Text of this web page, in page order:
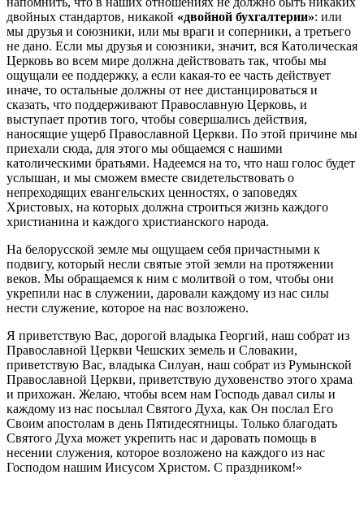
двойных стандартов, никакой «двойной бухгалтерии»: или
мы друзья и союзники, или мы враги и соперники, а третьего
не дано. Если мы друзья и союзники, значит, вся Католическая
Церковь во всем мире должна действовать так, чтобы мы
ощущали ее поддержку, а если какая-то ее часть действует
иначе, то остальные должны от нее дистанцироваться и
сказать, что поддерживают Православную Церковь, и
выступает против того, чтобы совершались действия,
наносящие ущерб Православной Церкви. По этой причине мы
приехали сюда, для этого мы общаемся с нашими
католическими братьями. Надеемся на то, что наш голос будет
услышан, и мы сможем вместе свидетельствовать о
непреходящих евангельских ценностях, о заповедях
Христовых, на которых должна строиться жизнь каждого
христианина и каждого христианского народа.
На белорусской земле мы ощущаем себя причастными к
подвигу, который несли святые этой земли на протяжении
веков. Мы обращаемся к ним с молитвой о том, чтобы они
укрепили нас в служении, даровали каждому из нас силы
нести служение, которое на нас возложено.
Я приветствую Вас, дорогой владыка Георгий, наш собрат из
Православной Церкви Чешских земель и Словакии,
приветствую Вас, владыка Силуан, наш собрат из Румынской
Православной Церкви, приветствую духовенство этого храма
и прихожан. Желаю, чтобы всем нам Господь давал силы и
каждому из нас посылал Святого Духа, как Он послал Его
Своим апостолам в день Пятидесятницы. Только благодать
Святого Духа может укрепить нас и даровать помощь в
несении служения, которое возложено на каждого из нас
Господом нашим Иисусом Христом. С праздником!»